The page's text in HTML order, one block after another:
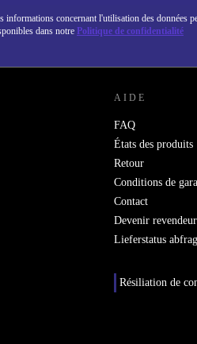
informations concernant l'utilisation des données
dans notre Politique de confidentialité
- RETHINK NEW.
AIDE
FAQ
États des produits
Retour
Conditions de
Contact
Devenir revendeur
Lieferstatus
Résiliation de